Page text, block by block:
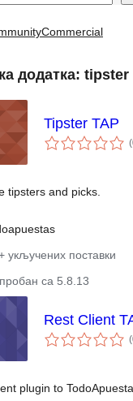
Commercial
додатка: tipster
Tipster TAP
tipsters and picks.
укључених поставки
са 5.8.13
Rest Client
plugin to